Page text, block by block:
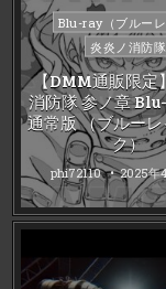
Posted
in
Blu-ray（ブルーレ
炎炎ノ消防隊
【DMM通販限定
消防隊 参ノ章
通常版 （ブルーレ
ク）
phi72110 2025年